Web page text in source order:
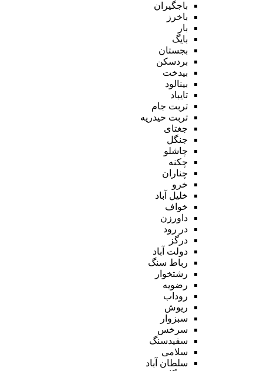
باجگیران
باخرز
بار
بایگ
بجستان
بردسکن
بیدخت
بینالود
تایباد
تربت جام
تربت حیدریه
جغتای
جنگل
چاشلو
چکنه
چناران
خرو
خلیل آباد
خواف
داورزن
در رود
درگز
دولت آباد
رباط سنگ
رشتخوار
رضویه
روداب
ریوش
سبزوار
سرخس
سفیدسنگ
سلامی
سلطان آباد